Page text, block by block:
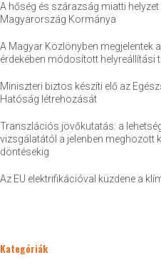
A hőség és szárazság miatti
Magyarország Kormánya
A Magyar Közlönyben megjelentek
érdekében módosított helyreállítási
Miniszteri biztos készíti elő az
Hatóság létrehozását
Transzlációs jövőkutatás: a
vizsgálatától a jelenben meghozott
döntésekig
Az EU elektrifikációval küzdene a
Kategóriák